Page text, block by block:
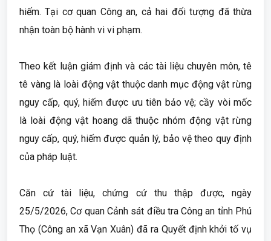
hiếm. Tại cơ quan Công an, cả hai đối tượng đã thừa
nhận toàn bộ hành vi vi phạm.
Theo kết luận giám định và các tài liệu chuyên môn, tê
tê vàng là loài động vật thuộc danh mục động vật rừng
nguy cấp, quý, hiếm được ưu tiên bảo vệ; cầy vòi mốc
là loài động vật hoang dã thuộc nhóm động vật rừng
nguy cấp, quý, hiếm được quản lý, bảo vệ theo quy định
của pháp luật.
Căn cứ tài liệu, chứng cứ thu thập được, ngày
25/5/2026, Cơ quan Cảnh sát điều tra Công an tỉnh Phú
Thọ (Công an xã Vạn Xuân) đã ra Quyết định khởi tố vụ